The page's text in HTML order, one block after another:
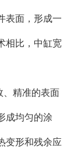
表面，形成一
相比，中缸宽
、精准的表面
成均匀的涂
变形和残余应